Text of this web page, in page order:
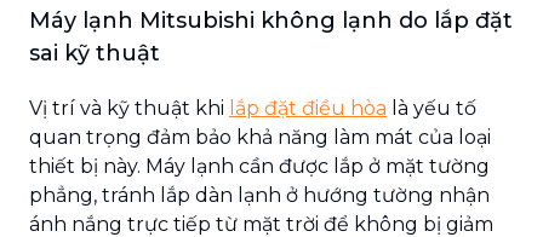
Máy lạnh Mitsubishi không lạnh do lắp đặt
sai kỹ thuật
Vị trí và kỹ thuật khi lắp đặt điều hòa là yếu tố
quan trọng đảm bảo khả năng làm mát của loại
thiết bị này. Máy lạnh cần được lắp ở mặt tường
phẳng, tránh lắp dàn lạnh ở hướng tường nhận
ánh nắng trực tiếp từ mặt trời để không bị giảm